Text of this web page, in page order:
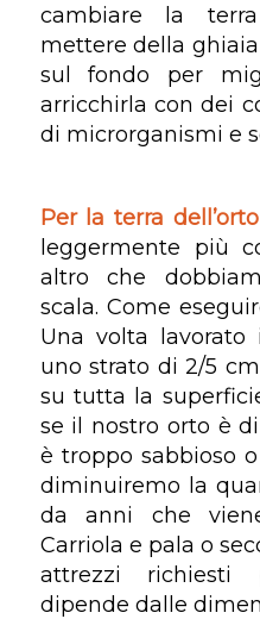
cambiare la
mettere della ghiaia
sul fondo per
arricchirla con dei
di microrganismi e
Per la terra dell’orto
leggermente più
altro che
scala. Come
Una volta lavorato
uno strato di 2/5
su tutta la
se il nostro orto è
è troppo sabbioso
diminuiremo la
da anni che
Carriola e pala o
attrezzi richiesti
dipende dalle